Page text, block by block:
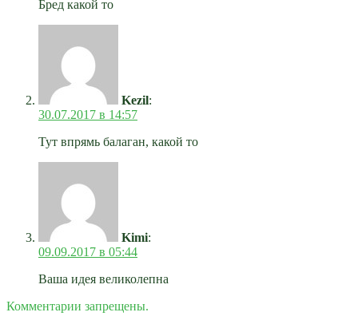
Бред какой то
Kezil:
30.07.2017 в 14:57
Тут впрямь балаган, какой то
Kimi:
09.09.2017 в 05:44
Ваша идея великолепна
Комментарии запрещены.